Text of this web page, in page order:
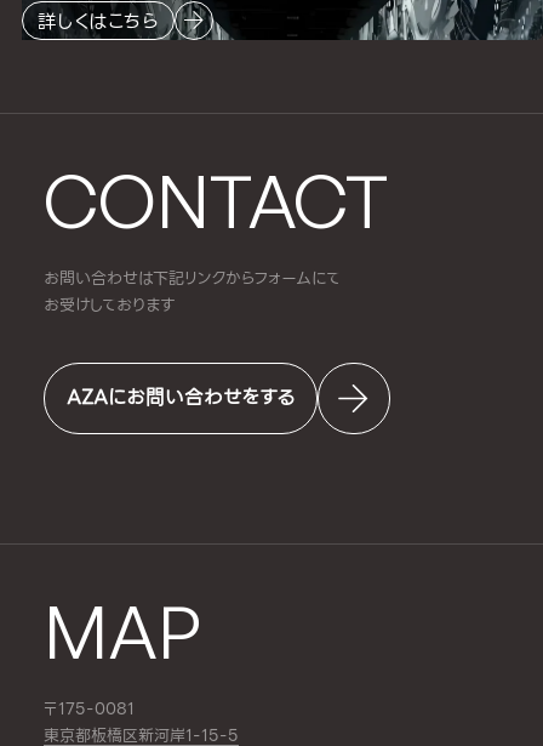
CONTACT
お問い合わせは下記リンクからフォームにて
お受けしております
AZAにお問い合わせをする
MAP
〒175-0081
東京都板橋区新河岸1-15-5
詳しくはこちら